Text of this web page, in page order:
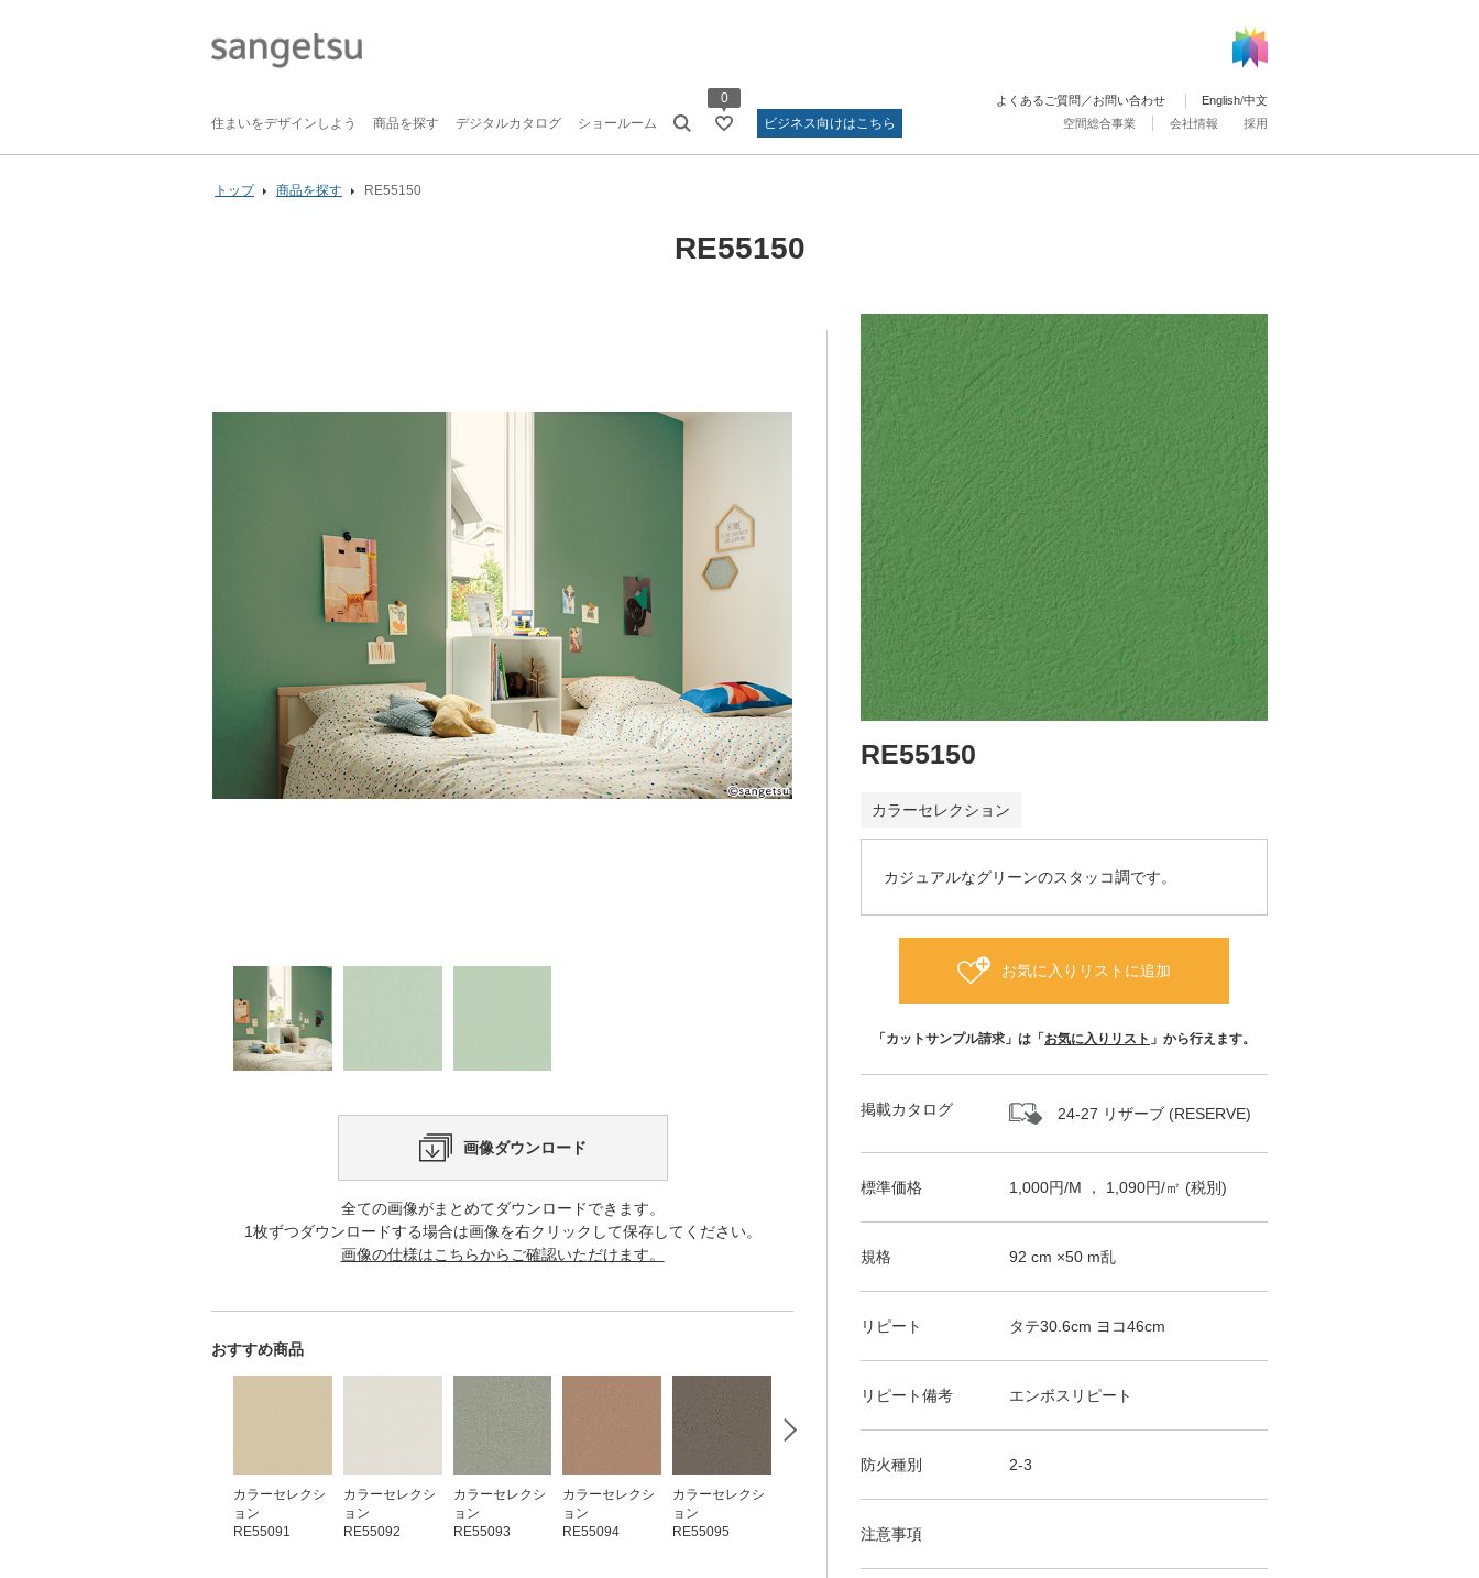
住まいをデザインしよう 商品を探す デジタルカタログ ショールーム
0
ビジネス向けはこちら
空間総合事業 会社情報 採用
よくあるご質問／お問い合わせ English/中文
トップ 商品を探す RE55150
RE55150
画像ダウンロード
全ての画像がまとめてダウンロードできます。
1枚ずつダウンロードする場合は画像を右クリックして保存してください。
画像の仕様はこちらからご確認いただけます。
おすすめ商品
カラーセレクシ
ョン
RE55091
カラーセレクシ
ョン
RE55092
カラーセレクシ
ョン
RE55093
カラーセレクシ
ョン
RE55094
カラーセレクシ
ョン
RE55095
RE55097
RE55150
カラーセレクション
カジュアルなグリーンのスタッコ調です。
お気に入りリストに追加
「カットサンプル請求」は「 お気に入りリスト 」から行えます。
掲載カタログ 24-27 リザーブ (RESERVE)
標準価格 1,000円/M ， 1,090円/㎡ (税別)
規格 92 cm ×50 m乱
リピート タテ30.6cm ヨコ46cm
リピート備考 エンボスリピート
防火種別 2-3
注意事項